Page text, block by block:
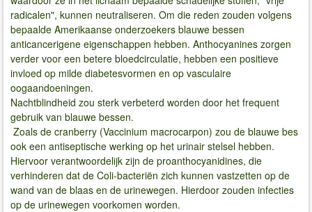
radicalen", kunnen neutraliseren. Om die reden zouden volgens
bepaalde Amerikaanse onderzoekers blauwe bessen
anticancerigene eigenschappen hebben. Anthocyanines zorgen
verder voor een betere bloedcirculatie, hebben een positieve
invloed op milde diabetesvormen en op vasculaire
oogaandoeningen.
Nachtblindheid zou sterk verbeterd worden door het frequent
gebruik van blauwe bessen.
Zoals de cranberry (Vaccinium macrocarpon) zou de blauwe bes
ook een antiseptische werking op het urinair stelsel hebben.
Hiervoor verantwoordelijk zijn de proanthocyanidines, die
verhinderen dat de Coli-bacteriën zich kunnen vastzetten op de
wand van de blaas en de urinewegen. Hierdoor zouden infecties
op de urinewegen voorkomen worden.